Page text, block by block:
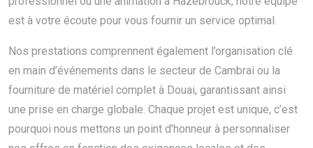
est à votre écoute pour vous fournir un service optimal.
Nos prestations comprennent également l’organisation clé
en main d’événements dans le secteur de Cambrai ou la
fourniture de matériel complet à Douai, garantissant ainsi
une prise en charge globale. Chaque projet est unique, c’est
pourquoi nous mettons un point d’honneur à personnaliser